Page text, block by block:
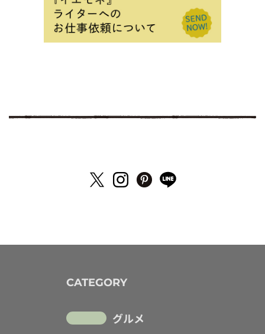
CATEGORY
グルメ